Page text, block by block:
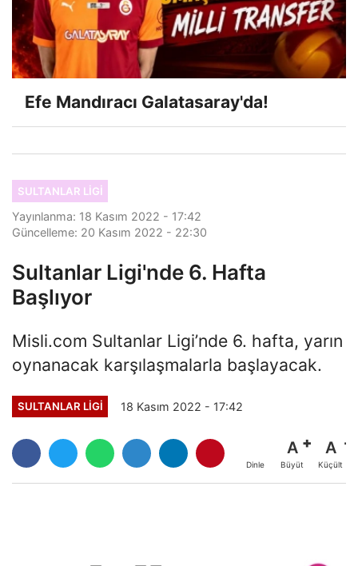
Efe Mandıracı Galatasaray'da!
SULTANLAR LIGI
Yayınlanma: 18 Kasım 2022 - 17:42
Güncelleme: 20 Kasım 2022 - 22:30
Sultanlar Ligi'nde 6. Hafta
Başlıyor
Misli.com Sultanlar Ligi’nde 6. hafta, yarın
oynanacak karşılaşmalarla başlayacak.
SULTANLAR LIGI 18 Kasım 2022 - 17:42
Dinle
A
Büyüt
A
Küçült